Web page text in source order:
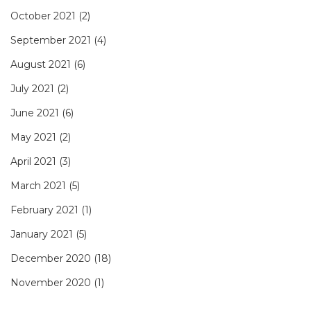
October 2021 (2)
September 2021 (4)
August 2021 (6)
July 2021 (2)
June 2021 (6)
May 2021 (2)
April 2021 (3)
March 2021 (5)
February 2021 (1)
January 2021 (5)
December 2020 (18)
November 2020 (1)